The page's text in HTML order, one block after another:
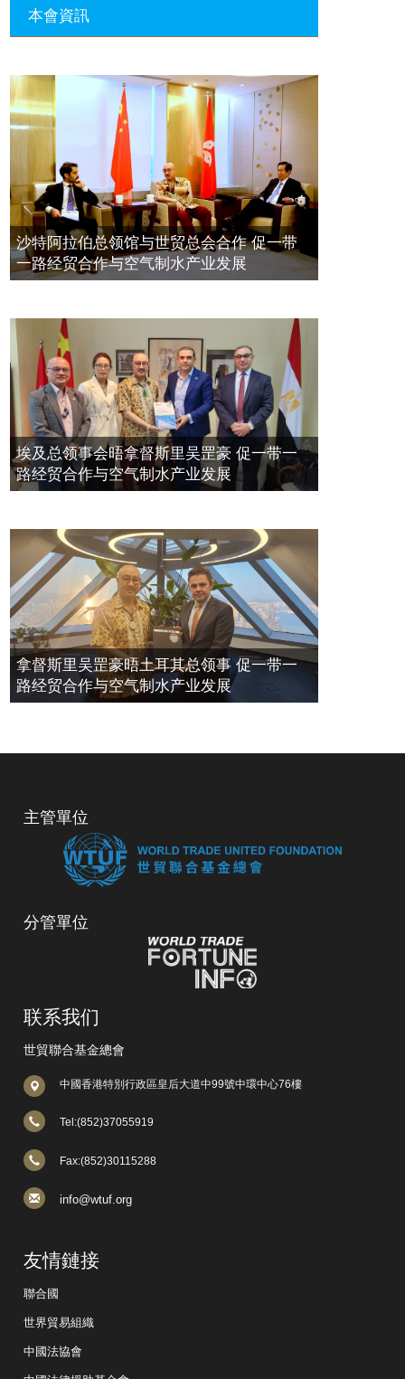
一带一路经贸合作与空气制水产业发
2023年11月23日
埃及总领事会晤拿督斯里吴罡豪 促一
带一路经贸合作与空气制水产业发展
2023年11月23日
拿督斯里吴罡豪晤土耳其总领事 促一
带一路经贸合作与空气制水产业发展
2023年11月23日
本會資訊
長瑚蒞臨 天泉鼎豐深圳總部及國際標
量波量子研究院
2021年12月10日
標量波光量子導入系統聯合國總部拿
督斯裏吳達鎔教授首發
2021年12月10日
空氣制水發明人吳達鎔出席聯合國環
境科政商管治聯盟會議
沙特阿拉伯总领馆与世贸总会合作 促一带
一路经贸合作与空气制水产业发展
埃及总领事会晤拿督斯里吴罡豪 促一带一
路经贸合作与空气制水产业发展
拿督斯里吴罡豪晤土耳其总领事 促一带一
路经贸合作与空气制水产业发展
主管單位
分管單位
联系我们
世貿聯合基金總會
中國香港特別行政區皇后大道中99號中環中心76樓
Tel:(852)37055919
Fax:(852)30115288
info@wtuf.org
友情鏈接
聯合國
世界貿易組織
中國法協會